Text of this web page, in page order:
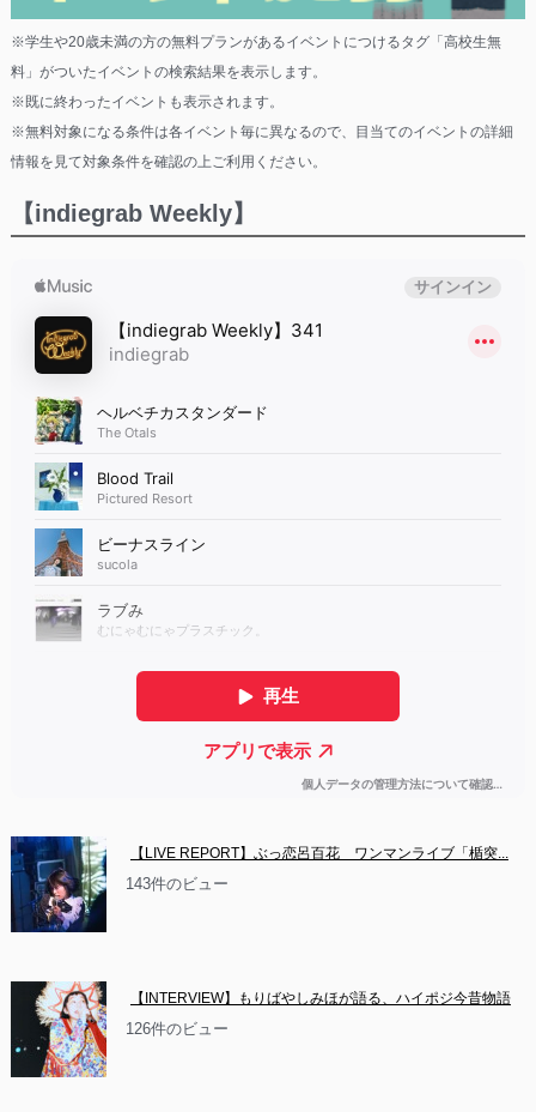
※学生や20歳未満の方の無料プランがあるイベントにつけるタグ「高校生無
料」がついたイベントの検索結果を表示します。
※既に終わったイベントも表示されます。
※無料対象になる条件は各イベント毎に異なるので、目当てのイベントの詳細
情報を見て対象条件を確認の上ご利用ください。
【indiegrab Weekly】
【LIVE REPORT】ぶっ恋呂百花　ワンマンライブ「楯突...
143件のビュー
【INTERVIEW】もりばやしみほが語る、ハイポジ今昔物語
126件のビュー